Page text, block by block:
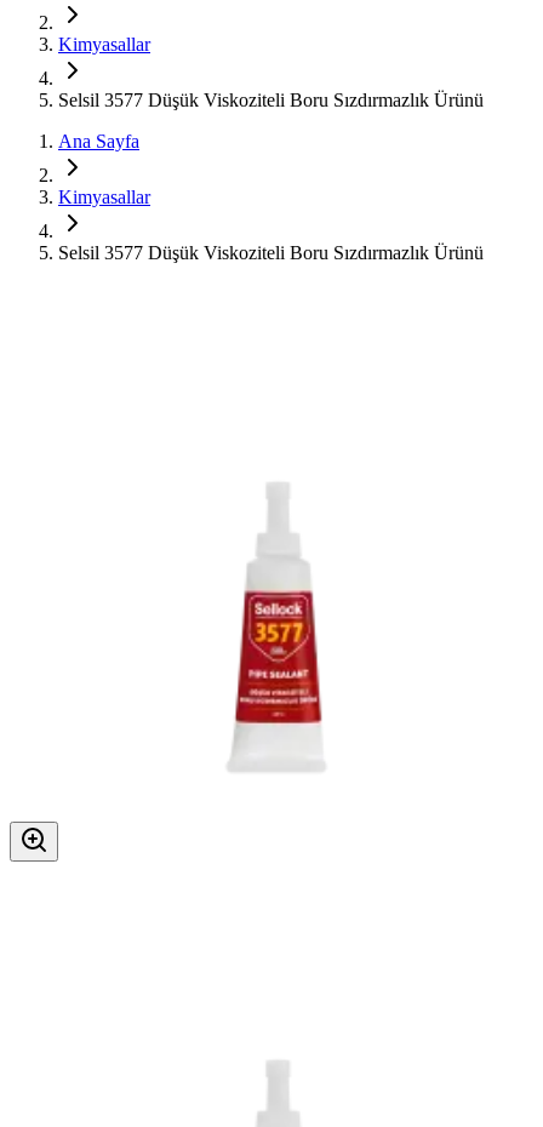
Kimyasallar
Selsil 3577 Düşük Viskoziteli Boru Sızdırmazlık Ürünü
Ana Sayfa
Kimyasallar
Selsil 3577 Düşük Viskoziteli Boru Sızdırmazlık Ürünü